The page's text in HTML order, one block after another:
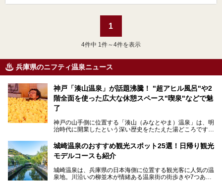
1
4件中 1件～4件を表示
兵庫県のニフティ温泉ニュース
神戸「湊山温泉」が話題沸騰！ "超アヒル風呂"や2
階全面を使った広大な休憩スペース"喫泉"などで魅
了
神戸の山手側に位置する「湊山（みなとやま）温泉」は、明
治時代に開業したという深い歴史をたたえた湯どころです。
っぱいに浮かぶアヒルちゃん。さらに、ゆったりくつろげて
コワーキングも可能な休憩スペースも人気に。斬新な企画や
設備で人々をアッと驚かせる湊山温泉の魅力をリポートしま
城崎温泉のおすすめ観光スポット25選！日帰り観光
モデルコースも紹介
城崎温泉は、兵庫県の日本海側に位置する観光客に人気の温
泉地。川沿いの柳並木が情緒ある温泉街の街歩きや7つある